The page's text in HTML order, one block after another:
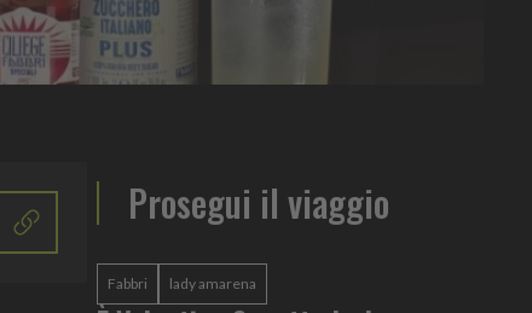
Prosegui il viaggio
Fabbri lady amarena